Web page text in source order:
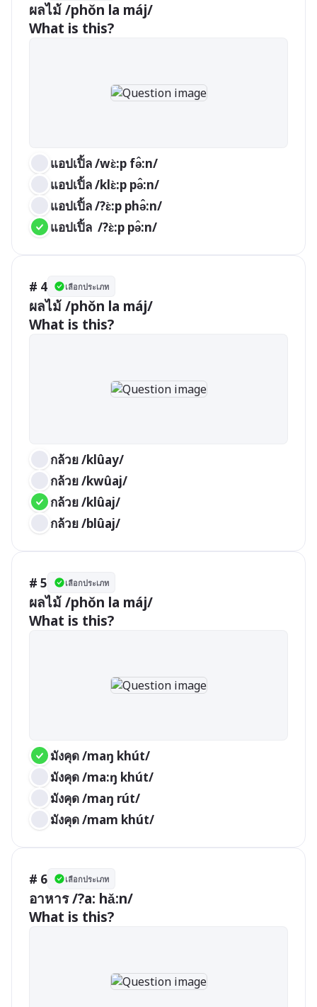
ผลไม้ /phǒn la máj/
What is this?
แอปเปิ้ล /wɛ̀:p fə̂:n/
แอปเปิ้ล /klɛ̀:p pə̂:n/
แอปเปิ้ล /?ɛ̀:p phə̂:n/
แอปเปิ้ล  /?ɛ̀:p pə̂:n/
# 4 เลือกประเภท
ผลไม้ /phǒn la máj/
What is this?
กล้วย /klûay/
กล้วย /kwûaj/
กล้วย /klûaj/
กล้วย /blûaj/
# 5 เลือกประเภท
ผลไม้ /phǒn la máj/
What is this?
มังคุด /maŋ khút/
มังคุด /ma:ŋ khút/
มังคุด /maŋ rút/
มังคุด /mam khút/
# 6 เลือกประเภท
อาหาร /?a: hǎ:n/
What is this?